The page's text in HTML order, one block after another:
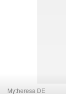
Mytheresa DE